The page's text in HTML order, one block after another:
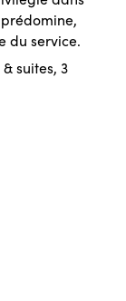
du service.
suites, 3